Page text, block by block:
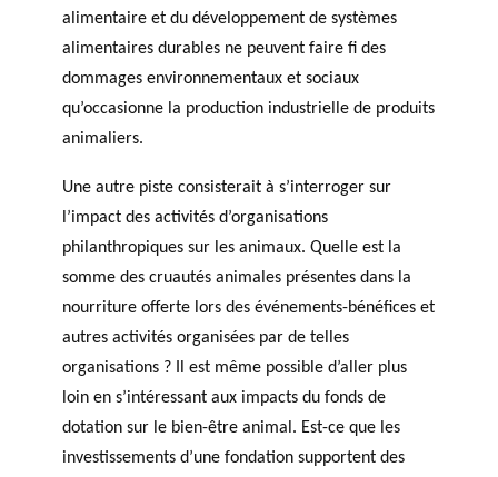
alimentaire et du développement de systèmes
alimentaires durables ne peuvent faire fi des
dommages environnementaux et sociaux
qu’occasionne la production industrielle de produits
animaliers.
Une autre piste consisterait à s’interroger sur
l’impact des activités d’organisations
philanthropiques sur les animaux. Quelle est la
somme des cruautés animales présentes dans la
nourriture offerte lors des événements-bénéfices et
autres activités organisées par de telles
organisations ? Il est même possible d’aller plus
loin en s’intéressant aux impacts du fonds de
dotation sur le bien-être animal. Est-ce que les
investissements d’une fondation supportent des